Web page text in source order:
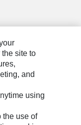
site to
and
using
the use of